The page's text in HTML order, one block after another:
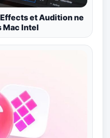
et Audition ne
Mac Intel